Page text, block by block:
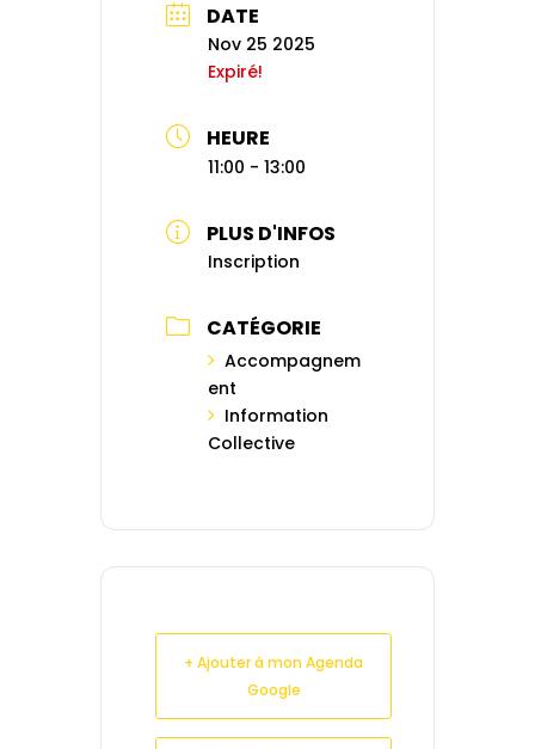
DATE
Nov 25 2025
Expiré!
HEURE
11:00 - 13:00
PLUS D'INFOS
Inscription
CATÉGORIE
Accompagnem
ent
Information
Collective
+ Ajouter à mon Agenda
Google